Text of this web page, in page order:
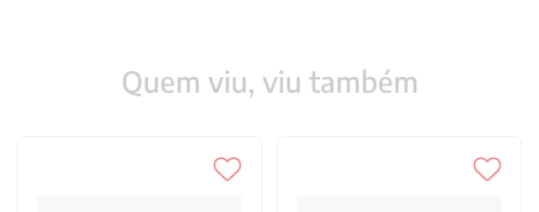
Quem viu, viu também